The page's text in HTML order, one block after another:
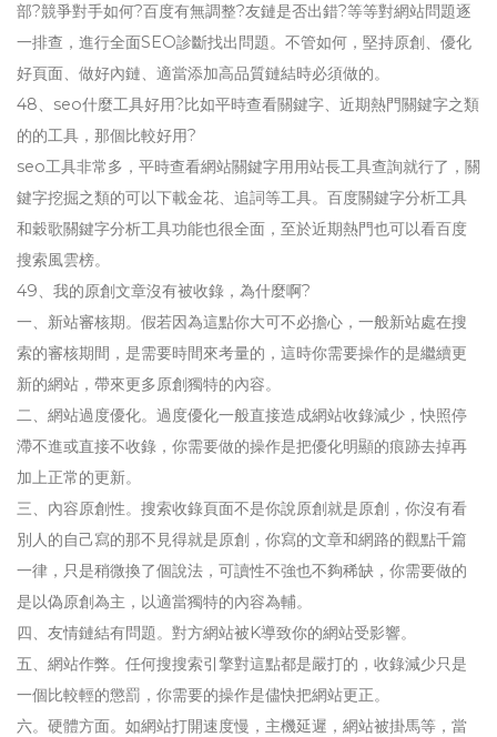
部?競爭對手如何?百度有無調整?友鏈是否出錯?等等對網站問題逐
一排查，進行全面SEO診斷找出問題。不管如何，堅持原創、優化
好頁面、做好內鏈、適當添加高品質鏈結時必須做的。
48、seo什麼工具好用?比如平時查看關鍵字、近期熱門關鍵字之類
的的工具，那個比較好用?
seo工具非常多，平時查看網站關鍵字用用站長工具查詢就行了，關
鍵字挖掘之類的可以下載金花、追詞等工具。百度關鍵字分析工具
和穀歌關鍵字分析工具功能也很全面，至於近期熱門也可以看百度
搜索風雲榜。
49、我的原創文章沒有被收錄，為什麼啊?
一、新站審核期。假若因為這點你大可不必擔心，一般新站處在搜
索的審核期間，是需要時間來考量的，這時你需要操作的是繼續更
新的網站，帶來更多原創獨特的內容。
二、網站過度優化。過度優化一般直接造成網站收錄減少，快照停
滯不進或直接不收錄，你需要做的操作是把優化明顯的痕跡去掉再
加上正常的更新。
三、內容原創性。搜索收錄頁面不是你說原創就是原創，你沒有看
別人的自己寫的那不見得就是原創，你寫的文章和網路的觀點千篇
一律，只是稍微換了個說法，可讀性不強也不夠稀缺，你需要做的
是以偽原創為主，以適當獨特的內容為輔。
四、友情鏈結有問題。對方網站被K導致你的網站受影響。
五、網站作弊。任何搜搜索引擎對這點都是嚴打的，收錄減少只是
一個比較輕的懲罰，你需要的操作是儘快把網站更正。
六。硬體方面。如網站打開速度慢，主機延遲，網站被掛馬等，當